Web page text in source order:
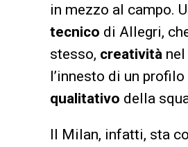
in mezzo al campo.
tecnico di Allegri,
stesso, creatività nel
l’innesto di un
qualitativo della
Il Milan, infatti, sta